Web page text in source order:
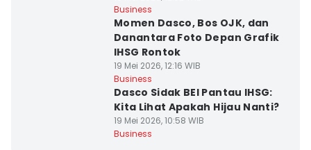
Business
Momen Dasco, Bos OJK, dan
Danantara Foto Depan Grafik
IHSG Rontok
19 Mei 2026, 12:16 WIB
Business
Dasco Sidak BEI Pantau IHSG:
Kita Lihat Apakah Hijau Nanti?
19 Mei 2026, 10:58 WIB
Business